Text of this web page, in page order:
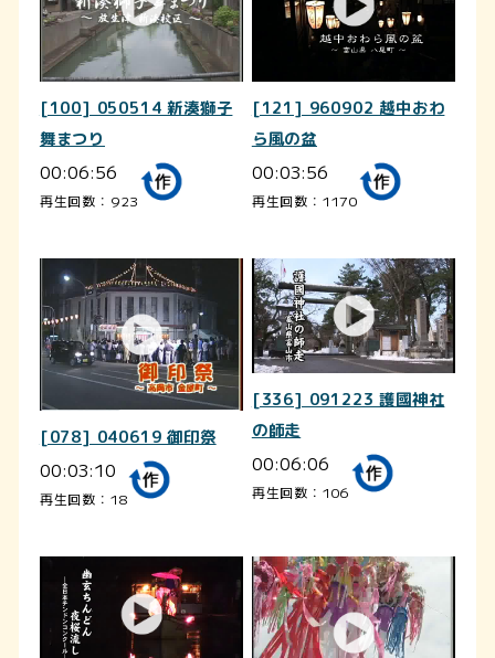
[100] 050514 新湊獅子
舞まつり
00:06:56
再生回数：923
[121] 960902 越中おわ
ら風の盆
00:03:56
再生回数：1170
[078] 040619 御印祭
00:03:10
再生回数：18
[336] 091223 護國神社
の師走
00:06:06
再生回数：106